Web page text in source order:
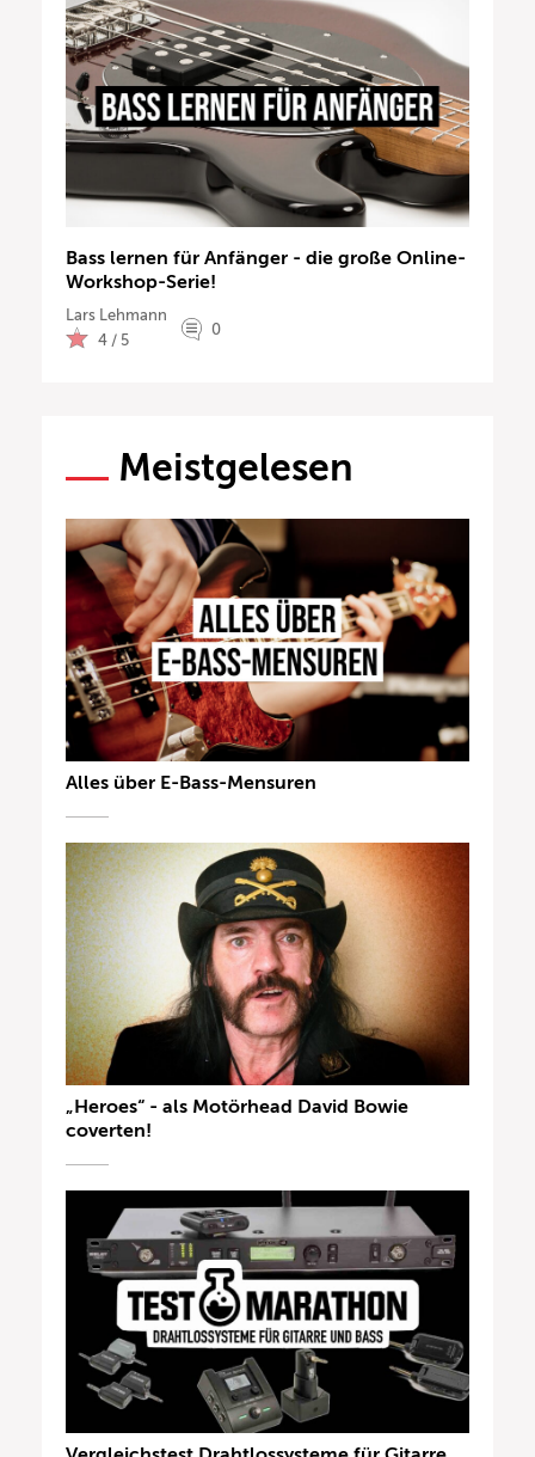
Bass lernen für Anfänger - die große Online-
Workshop-Serie!
Lars Lehmann
4 / 5
0
Meistgelesen
Alles über E-Bass-Mensuren
„Heroes“ - als Motörhead David Bowie
coverten!